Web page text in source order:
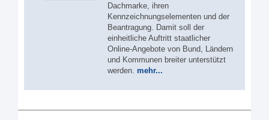
Dachmarke, ihren
Kennzeichnungselementen und der
Beantragung. Damit soll der
einheitliche Auftritt staatlicher
Online-Angebote von Bund, Ländern
und Kommunen breiter unterstützt
werden. mehr...